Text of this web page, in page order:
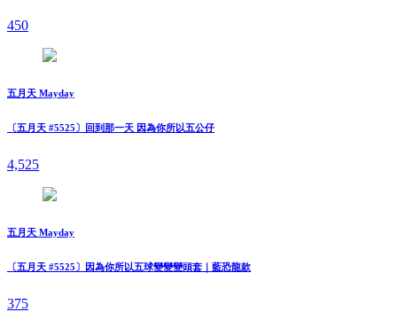
450
五月天 Mayday
〔五月天 #5525〕回到那一天 因為你所以五公仔
4,525
五月天 Mayday
〔五月天 #5525〕因為你所以五球變變變頭套｜藍恐龍款
375